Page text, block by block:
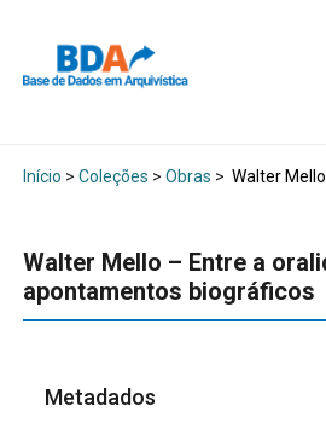
Início > Coleções > Obras > Walter
Walter Mello – Entre a
apontamentos biográficos
Metadados